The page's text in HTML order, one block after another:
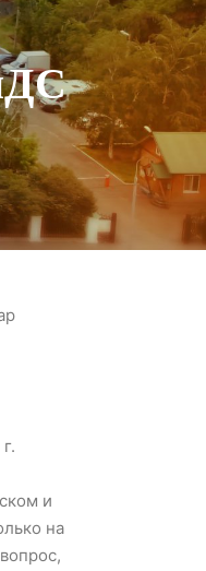
и
на